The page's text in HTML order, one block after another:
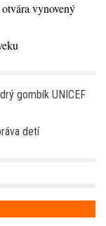
vynovený
gombík UNICEF
detí